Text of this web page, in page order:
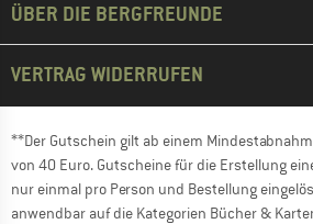
ÜBER DIE BERGFREUNDE
VERTRAG WIDERRUFEN
**Der Gutschein gilt ab einem
von 40 Euro. Gutscheine für die Erstellung
nur einmal pro Person und Bestellung
anwendbar auf die Kategorien Bücher &